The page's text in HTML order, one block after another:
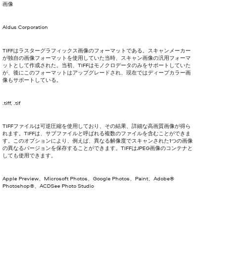
画像
Aldus Corporation
TIFFはラスターグラフィックス画像のフォーマットである。スキャンメーカー
が独自の画像フォーマットを使用していた当時、スキャン画像の汎用フォーマ
ットとして作成された。当初、TIFFはモノクロデータのみをサポートしていた
が、後にこのフォーマットはアップグレードされ、現在ではディープカラー画
像もサポートしている。
.tiff, .tif
TIFFファイルは可逆圧縮を使用しており、その結果、詳細な高画質画像が得ら
れます。TIFFは、サブファイルと呼ばれる複数のファイルを含むことができま
す。このオプションにより、例えば、異なる解像度でスキャンされた1つの画像
の異なるバージョンを保存することができます。TIFFはJPEG画像のコンテナと
しても使用できます。
Apple Preview、Microsoft Photos、Google Photos、Paint、Adobe®
Photoshop®、ACDSee Photo Studio